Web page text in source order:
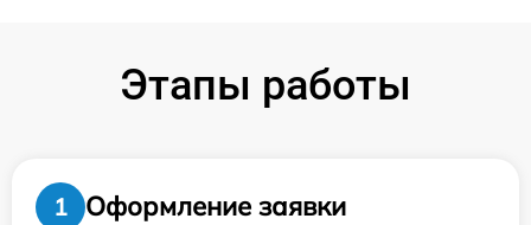
Этапы работы
1
Оформление заявки